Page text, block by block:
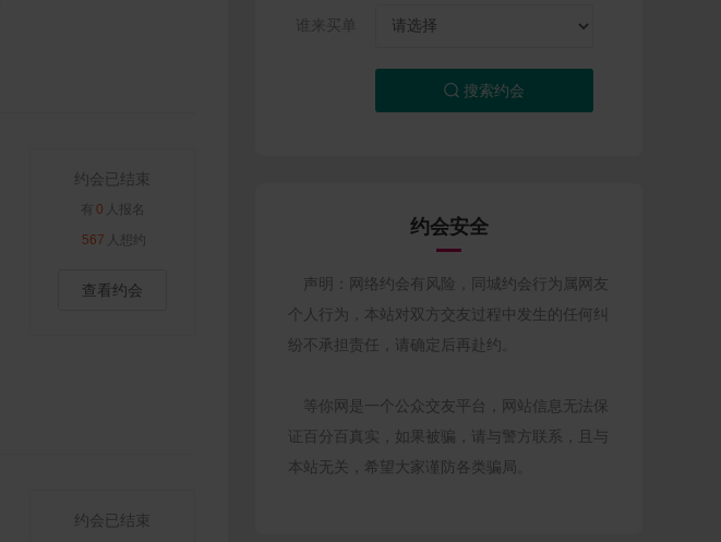
约会已结束
有 0 人报名
567 人想约
查看约会
约会已结束
谁来买单
 搜索约会
约会安全
声明：网络约会有风险，同城约会行为属网友
个人行为，本站对双方交友过程中发生的任何纠
纷不承担责任，请确定后再赴约。
等你网是一个公众交友平台，网站信息无法保
证百分百真实，如果被骗，请与警方联系，且与
本站无关，希望大家谨防各类骗局。